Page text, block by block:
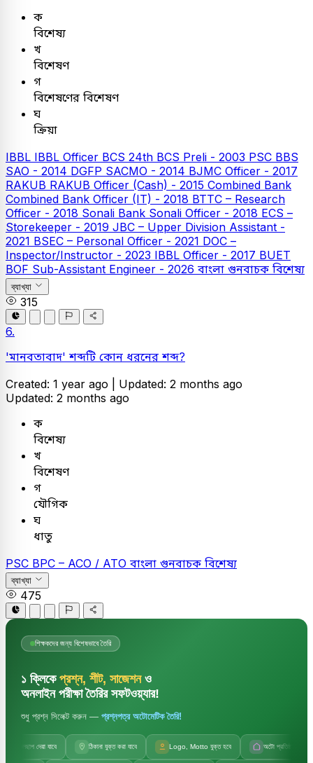
ক
বিশেষ্য
খ
বিশেষণ
গ
বিশেষণের বিশেষণ
ঘ
ক্রিয়া
IBBL IBBL Officer BCS 24th BCS Preli - 2003 PSC BBS
SAO - 2014 DGFP SACMO - 2014 BJMC Officer - 2017
RAKUB RAKUB Officer (Cash) - 2015 Combined Bank
Combined Bank Officer (IT) - 2018 BTTC – Research
Officer - 2018 Sonali Bank Sonali Officer - 2018 ECS –
Storekeeper - 2019 JBC – Upper Division Assistant -
2021 BSEC – Personal Officer - 2021 DOC –
Inspector/Instructor - 2023 IBBL Officer - 2017 BUET
BOF Sub-Assistant Engineer - 2026 বাংলা গুনবাচক বিশেষ্য
ব্যাখ্যা
315
6.
'মানবতাবাদ' শব্দটি কোন ধরনের শব্দ?
Created: 1 year ago | Updated: 2 months ago
Updated: 2 months ago
ক
বিশেষ্য
খ
বিশেষণ
গ
যৌগিক
ঘ
ধাতু
PSC BPC – ACO / ATO বাংলা গুনবাচক বিশেষ্য
ব্যাখ্যা
475
শিক্ষকদের জন্য বিশেষভাবে তৈরি
১ ক্লিকে প্রশ্ন, শীট, সাজেশনও
অনলাইন পরীক্ষা তৈরির সফটওয়্যার!
শুধু প্রশ্ন সিলেক্ট করুন — প্রশ্নপত্র অটোমেটিক তৈরি!
জলছাপ দেয়া যাবে ঠিকানা যুক্ত করা যাবে Logo, Motto যুক্ত হবে অটো প্রতিষ্ঠানের নাম